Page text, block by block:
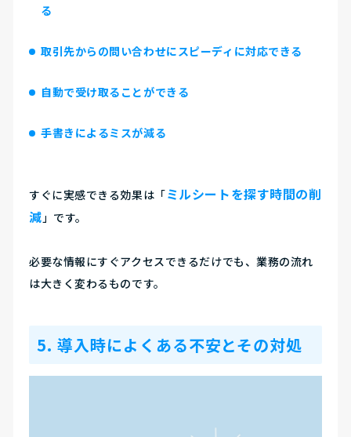
る
取引先からの問い合わせにスピーディに対応できる
自動で受け取ることができる
手書きによるミスが減る
すぐに実感できる効果は「ミルシートを探す時間の削
減 」です。
必要な情報にすぐアクセスできるだけでも、業務の流れ
は大きく変わるものです。
5. 導入時によくある不安とその対処